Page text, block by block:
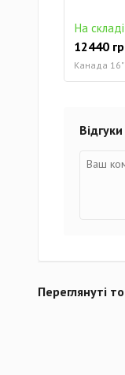
На складі
12440
Канада 16"
Переглянуті